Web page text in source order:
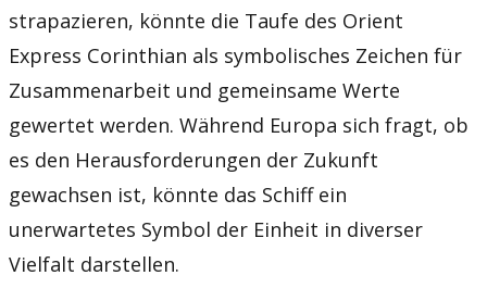
strapazieren, könnte die Taufe des Orient
Express Corinthian als symbolisches Zeichen für
Zusammenarbeit und gemeinsame Werte
gewertet werden. Während Europa sich fragt, ob
es den Herausforderungen der Zukunft
gewachsen ist, könnte das Schiff ein
unerwartetes Symbol der Einheit in diverser
Vielfalt darstellen.